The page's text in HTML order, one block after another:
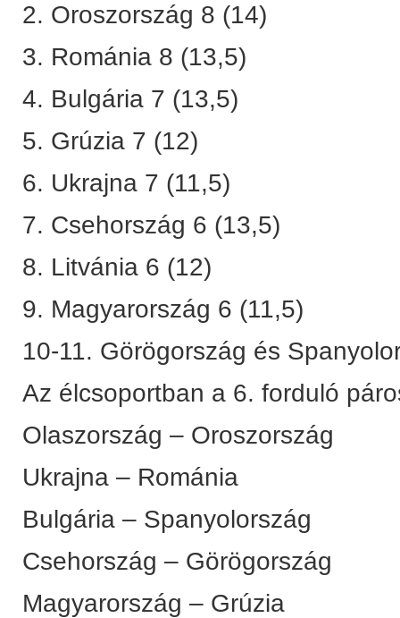
2. Oroszország 8 (14)
3. Románia 8 (13,5)
4. Bulgária 7 (13,5)
5. Grúzia 7 (12)
6. Ukrajna 7 (11,5)
7. Csehország 6 (13,5)
8. Litvánia 6 (12)
9. Magyarország 6 (11,5)
10-11. Görögország és
Az élcsoportban a 6. forduló
Olaszország – Oroszország
Ukrajna – Románia
Bulgária – Spanyolország
Csehország – Görögország
Magyarország – Grúzia